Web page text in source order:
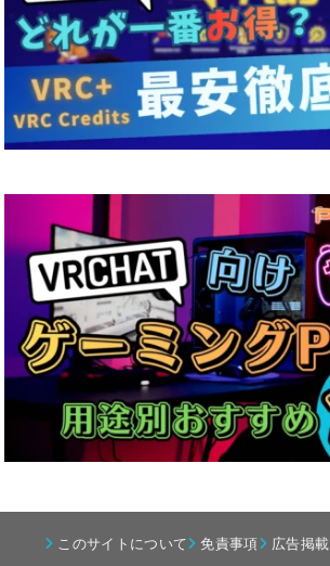
このサイトについて 免責事項 広告掲載